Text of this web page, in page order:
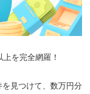
を完全網羅！
見つけて、数万円分